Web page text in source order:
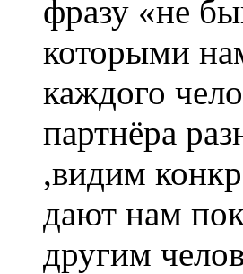
фразу «не
которыми
каждого
партнёра
,видим
дают нам
другим